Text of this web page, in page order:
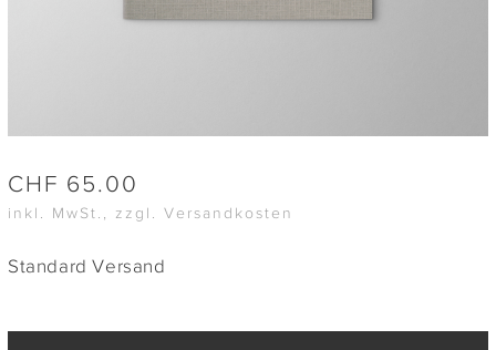
CHF 65.00
inkl. MwSt., zzgl. Versandkosten
Standard Versand